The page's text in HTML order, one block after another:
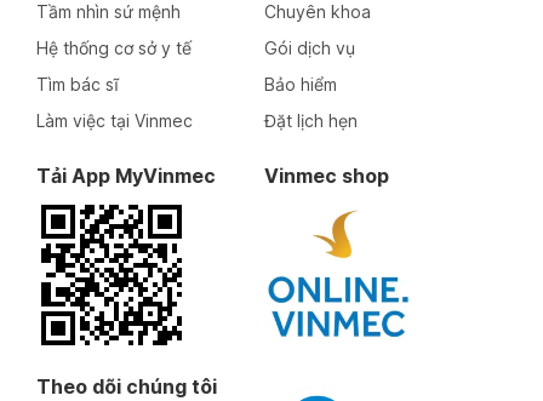
Tầm nhìn sứ mệnh
Hệ thống cơ sở y tế
Tìm bác sĩ
Làm việc tại Vinmec
Chuyên khoa
Gói dịch vụ
Bảo hiểm
Đặt lịch hẹn
Tải App MyVinmec Vinmec shop
Theo dõi chúng tôi